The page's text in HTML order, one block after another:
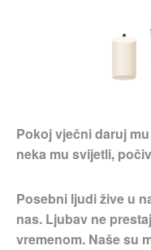
Pokoj vječni daruj
neka mu svijetli,
Posebni ljudi žive u
nas. Ljubav ne
vremenom. Naše su